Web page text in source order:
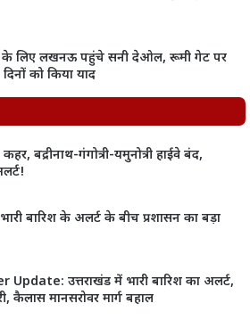
के लिए लखनऊ पहुंचे सनी देओल, रूमी गेट पर
को किया याद
बद्रीनाथ-गंगोत्री-यमुनोत्री हाईवे बंद,
बारिश के अलर्ट के बीच प्रशासन का बड़ा
उत्तराखंड में भारी बारिश का अलर्ट,
कैलास मानसरोवर मार्ग बहाल